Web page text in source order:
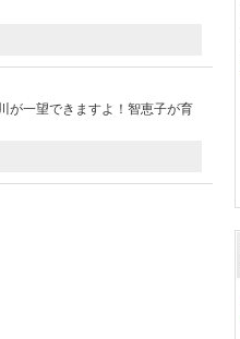
が一望できますよ！智恵子が育